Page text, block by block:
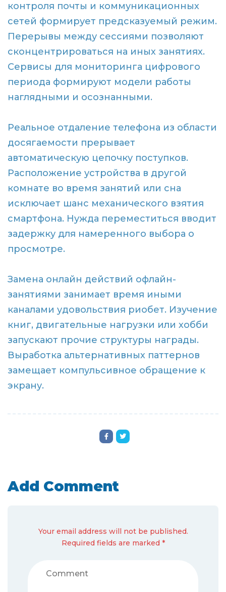
контроля почты и коммуникационных
сетей формирует предсказуемый режим.
Перерывы между сессиями позволяют
сконцентрироваться на иных занятиях.
Сервисы для мониторинга цифрового
периода формируют модели работы
наглядными и осознанными.
Реальное отдаление телефона из области
досягаемости прерывает
автоматическую цепочку поступков.
Расположение устройства в другой
комнате во время занятий или сна
исключает шанс механического взятия
смартфона. Нужда переместиться вводит
задержку для намеренного выбора о
просмотре.
Замена онлайн действий офлайн-
занятиями занимает время иными
каналами удовольствия риобет. Изучение
книг, двигательные нагрузки или хобби
запускают прочие структуры награды.
Выработка альтернативных паттернов
замещает компульсивное обращение к
экрану.
Add Comment
Your email address will not be published.
Required fields are marked *